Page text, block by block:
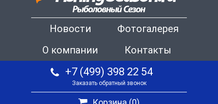
Новости
Фотогалерея
О компании
Контакты
+7 (499) 398 22 54
Заказать обратный звонок